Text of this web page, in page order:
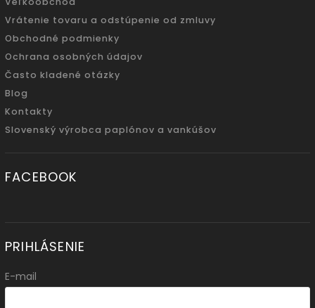
Vrátenie tovaru a odstúpenie od zmluvy
Obchodné podmienky
Ochrana osobných údajov
Často kladené otázky
Blog
Kontakty
Slovenský výrobca paplónov a vankúšov
FACEBOOK
PRIHLÁSENIE
E-mail